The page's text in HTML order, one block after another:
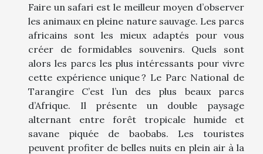
Faire un safari est le meilleur moyen d’observer
les animaux en pleine nature sauvage. Les parcs
africains sont les mieux adaptés pour vous
créer de formidables souvenirs. Quels sont
alors les parcs les plus intéressants pour vivre
cette expérience unique ? Le Parc National de
Tarangire C’est l’un des plus beaux parcs
d’Afrique. Il présente un double paysage
alternant entre forêt tropicale humide et
savane piquée de baobabs. Les touristes
peuvent profiter de belles nuits en plein air à la